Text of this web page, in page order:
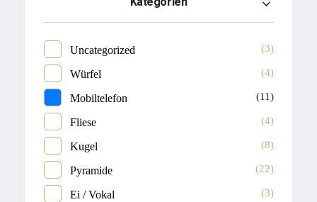
Uncategorized (3)
Würfel (4)
Mobiltelefon (11)
Fliese (4)
Kugel (8)
Pyramide (22)
Ei / Vokal (3)